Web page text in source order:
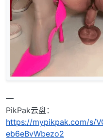
━
PikPak云盘：
https://mypikpak.com/s/
eb6eBvWbezo2